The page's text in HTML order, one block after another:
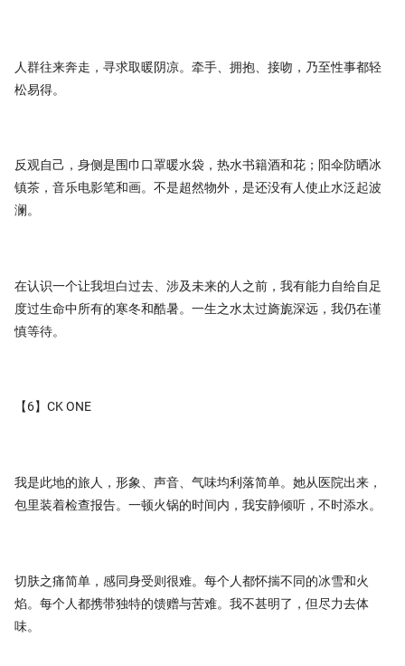
人群往来奔走，寻求取暖阴凉。牵手、拥抱、接吻，乃至性事都轻
松易得。
反观自己，身侧是围巾口罩暖水袋，热水书籍酒和花；阳伞防晒冰
镇茶，音乐电影笔和画。不是超然物外，是还没有人使止水泛起波
澜。
在认识一个让我坦白过去、涉及未来的人之前，我有能力自给自足
度过生命中所有的寒冬和酷暑。一生之水太过旖旎深远，我仍在谨
慎等待。
【6】CK ONE
我是此地的旅人，形象、声音、气味均利落简单。她从医院出来，
包里装着检查报告。一顿火锅的时间内，我安静倾听，不时添水。
切肤之痛简单，感同身受则很难。每个人都怀揣不同的冰雪和火
焰。每个人都携带独特的馈赠与苦难。我不甚明了，但尽力去体
味。